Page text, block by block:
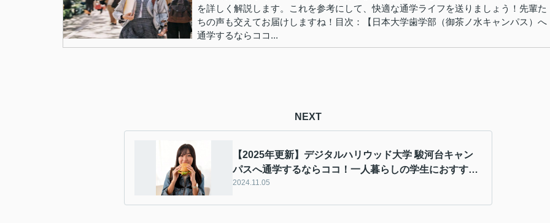
を詳しく解説します。これを参考にして、快適な通学ライフを送りましょう！先輩た
ちの声も交えてお届けしますね！目次：【日本大学歯学部（御茶ノ水キャンパス）へ
通学するならココ...
NEXT
【2025年更新】デジタルハリウッド大学 駿河台キャン
パスへ通学するならココ！一人暮らしの学生におすすめ
の駅
2024.11.05